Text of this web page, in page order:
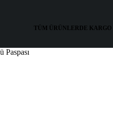
TÜM ÜRÜNLERDE KARGO
Paspası